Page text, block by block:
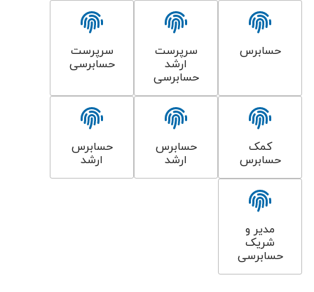
حسابرس
سرپرست
ارشد
حسابرسی
سرپرست
حسابرسی
کمک
حسابرس
حسابرس
ارشد
حسابرس
ارشد
مدیر و
شریک
حسابرسی